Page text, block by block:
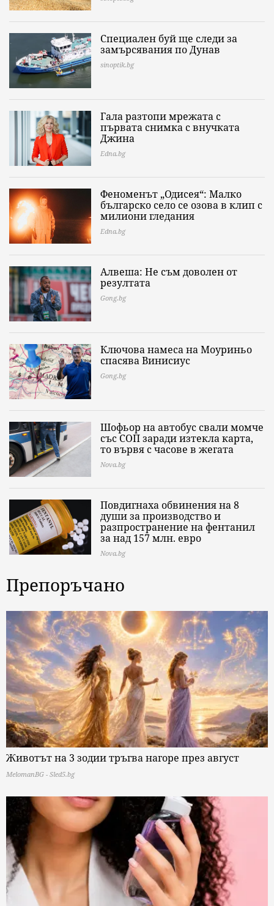
Специален буй ще следи за
замърсявания по Дунав
sinoptik.bg
Гала разтопи мрежата с
първата снимка с внучката
Джина
Edna.bg
Феноменът „Одисея“: Малко
българско село се озова в клип с
милиони гледания
Edna.bg
Алвеша: Не съм доволен от
резултата
Gong.bg
Ключова намеса на Моуриньо
спасява Винисиус
Gong.bg
Шофьор на автобус свали момче
със СОП заради изтекла карта,
то вървя с часове в жегата
Nova.bg
Повдигнаха обвинения на 8
души за производство и
разпространение на фентанил
за над 157 млн. евро
Nova.bg
Препоръчано
Животът на 3 зодии тръгва нагоре през август
MelomanBG - Sled5.bg